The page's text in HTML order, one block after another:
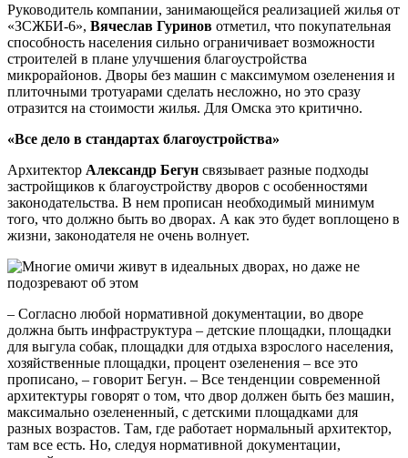
Руководитель компании, занимающейся реализацией жилья от
«ЗСЖБИ-6», Вячеслав Гуринов отметил, что покупательная
способность населения сильно ограничивает возможности
строителей в плане улучшения благоустройства
микрорайонов. Дворы без машин с максимумом озеленения и
плиточными тротуарами сделать несложно, но это сразу
отразится на стоимости жилья. Для Омска это критично.
«Все дело в стандартах благоустройства»
Архитектор Александр Бегун связывает разные подходы
застройщиков к благоустройству дворов с особенностями
законодательства. В нем прописан необходимый минимум
того, что должно быть во дворах. А как это будет воплощено в
жизни, законодателя не очень волнует.
– Согласно любой нормативной документации, во дворе
должна быть инфраструктура – детские площадки, площадки
для выгула собак, площадки для отдыха взрослого населения,
хозяйственные площадки, процент озеленения – все это
прописано, – говорит Бегун. – Все тенденции современной
архитектуры говорят о том, что двор должен быть без машин,
максимально озелененный, с детскими площадками для
разных возрастов. Там, где работает нормальный архитектор,
там все есть. Но, следуя нормативной документации,